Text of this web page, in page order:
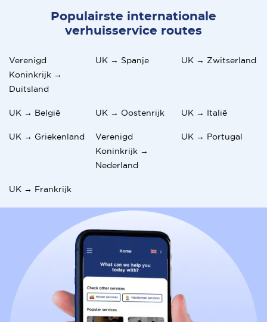
Populairste internationale
verhuisservice routes
Verenigd
Koninkrijk →
Duitsland
UK → Spanje UK → Zwitserland
UK → België UK → Oostenrijk UK → Italië
UK → Griekenland
Verenigd
Koninkrijk →
Nederland
UK → Portugal
UK → Frankrijk